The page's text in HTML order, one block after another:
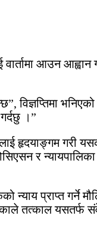
आउन
विज्ञप्तिमा
।”
गरी यसको
र
न्याय प्राप्त गर्ने
तत्काल यसतर्फ